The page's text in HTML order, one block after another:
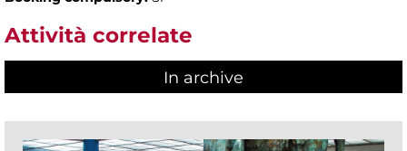
Attività correlate
In archive